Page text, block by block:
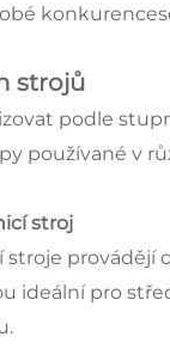
strojů
podle
používané v
stroj
provádějí
ideální pro